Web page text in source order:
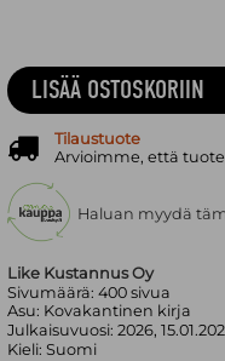
Like Kustannus Oy
Sivumäärä:400 sivua
Asu: Kovakantinen kirja
Julkaisuvuosi:2026,
Kieli:Suomi
LISÄÄ OSTOSKORIIN
Tilaustuote
Arvioimme, että
Haluan myydä